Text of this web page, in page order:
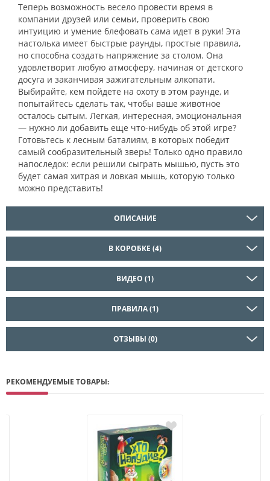
Теперь возможность весело провести время в
компании друзей или семьи, проверить свою
интуицию и умение блефовать сама идет в руки! Эта
настолька имеет быстрые раунды, простые правила,
но способна создать напряжение за столом. Она
удовлетворит любую атмосферу, начиная от детского
досуга и заканчивая зажигательным алкопати.
Выбирайте, кем пойдете на охоту в этом раунде, и
попытайтесь сделать так, чтобы ваше животное
осталось сытым. Легкая, интересная, эмоциональная
— нужно ли добавить еще что-нибудь об этой игре?
Готовьтесь к лесным баталиям, в которых победит
самый сообразительный зверь! Только одно правило
напоследок: если решили сыграть мышью, пусть это
будет самая хитрая и ловкая мышь, которую только
можно представить!
ОПИСАНИЕ
В КОРОБКЕ (4)
ВИДЕО (1)
ПРАВИЛА (1)
ОТЗЫВЫ (0)
РЕКОМЕНДУЕМЫЕ ТОВАРЫ: